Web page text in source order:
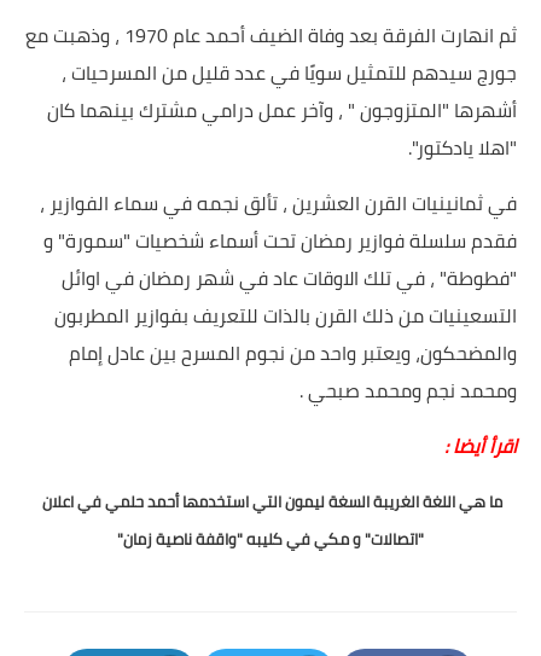
ثم انهارت الفرقة بعد وفاة الضيف أحمد عام 1970 ، وذهبت مع
جورج سيدهم للتمثيل سويًا في عدد قليل من المسرحيات ،
أشهرها "المتزوجون " ، وآخر عمل درامي مشترك بينهما كان
"اهلا يادكتور".
في ثمانينيات القرن العشرين ، تألق نجمه في سماء الفوازير ،
فقدم سلسلة فوازير رمضان تحت أسماء شخصيات "سمورة" و
"فطوطة" ، في تلك الاوقات عاد في شهر رمضان في اوائل
التسعينيات من ذلك القرن بالذات للتعريف بفوازير المطربون
والمضحكون، ويعتبر واحد من نجوم المسرح بين عادل إمام
ومحمد نجم ومحمد صبحي .
اقرأ أيضا :
ما هي اللغة الغريبة السغة ليمون التي استخدمها أحمد حلمي في اعلان
"اتصالات" و مكي في كليبه "واقفة ناصية زمان"